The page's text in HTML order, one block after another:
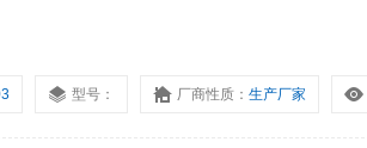
型号： 厂商性质：生产厂家